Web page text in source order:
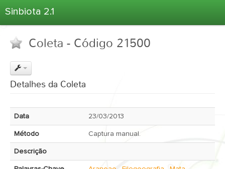
Sinbiota 2.1
Informações Ambientais
Coletas
Atlas 2.1
Estatísticas
Sobre o Sinbiota
Coleta - Código 21500
Detalhes da Coleta
Data 23/03/2013
Método Captura manual.
Descrição